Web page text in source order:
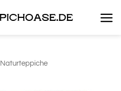
Naturteppiche